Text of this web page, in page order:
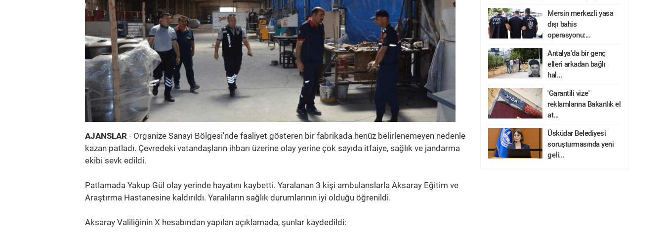
AJANSLAR - Organize Sanayi Bölgesi'nde faaliyet gösteren bir fabrikada henüz belirlenemeyen nedenle
kazan patladı. Çevredeki vatandaşların ihbarı üzerine olay yerine çok sayıda itfaiye, sağlık ve jandarma
ekibi sevk edildi.
Patlamada Yakup Gül olay yerinde hayatını kaybetti. Yaralanan 3 kişi ambulanslarla Aksaray Eğitim ve
Araştırma Hastanesine kaldırıldı. Yaralıların sağlık durumlarının iyi olduğu öğrenildi.
Aksaray Valiliğinin X hesabından yapılan açıklamada, şunlar kaydedildi:
Mersin merkezli yasa
dışı bahis
operasyonu:...
Antalya'da bir genç
elleri arkadan bağlı
hal...
'Garantili vize'
reklamlarına Bakanlık el
at...
Üsküdar Belediyesi
soruşturmasında yeni
geli...